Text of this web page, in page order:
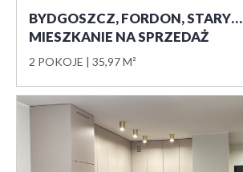
BYDGOSZCZ, FORDON, STARY…
MIESZKANIE NA SPRZEDAŻ
2 POKOJE 35,97 M²